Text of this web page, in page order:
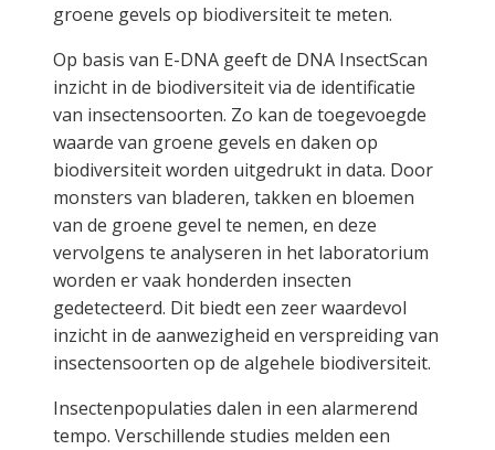
groene gevels op biodiversiteit te meten.
Op basis van E-DNA geeft de DNA InsectScan
inzicht in de biodiversiteit via de identificatie
van insectensoorten. Zo kan de toegevoegde
waarde van groene gevels en daken op
biodiversiteit worden uitgedrukt in data. Door
monsters van bladeren, takken en bloemen
van de groene gevel te nemen, en deze
vervolgens te analyseren in het laboratorium
worden er vaak honderden insecten
gedetecteerd. Dit biedt een zeer waardevol
inzicht in de aanwezigheid en verspreiding van
insectensoorten op de algehele biodiversiteit.
Insectenpopulaties dalen in een alarmerend
tempo. Verschillende studies melden een